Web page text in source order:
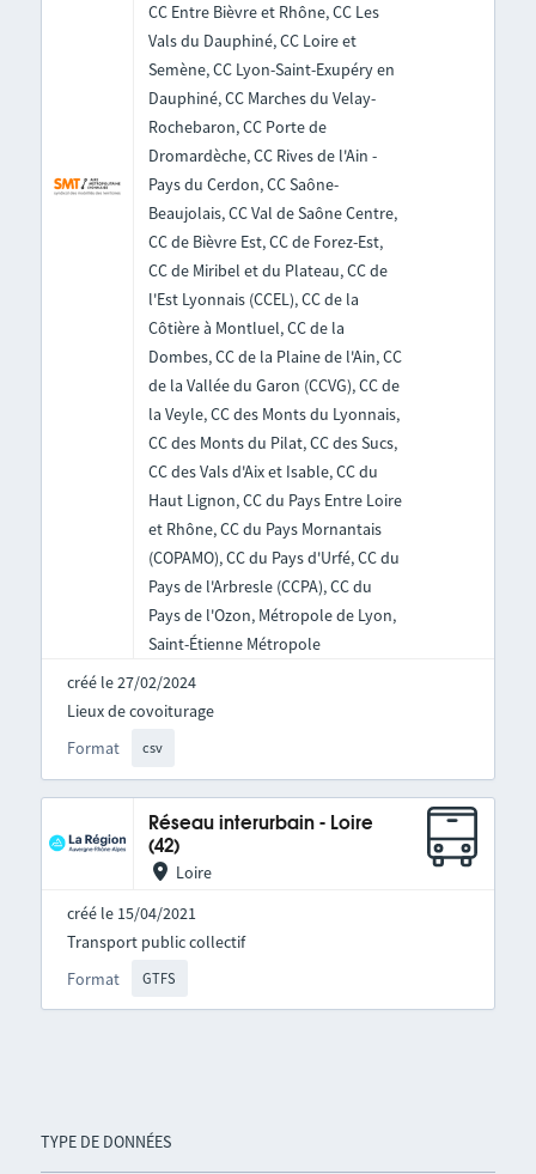
TYPE DE DONNÉES
CC Entre Bièvre et Rhône, CC Les
Vals du Dauphiné, CC Loire et
Semène, CC Lyon-Saint-Exupéry en
Dauphiné, CC Marches du Velay-
Rochebaron, CC Porte de
Dromardèche, CC Rives de l'Ain -
Pays du Cerdon, CC Saône-
Beaujolais, CC Val de Saône Centre,
CC de Bièvre Est, CC de Forez-Est,
CC de Miribel et du Plateau, CC de
l'Est Lyonnais (CCEL), CC de la
Côtière à Montluel, CC de la
Dombes, CC de la Plaine de l'Ain, CC
de la Vallée du Garon (CCVG), CC de
la Veyle, CC des Monts du Lyonnais,
CC des Monts du Pilat, CC des Sucs,
CC des Vals d'Aix et Isable, CC du
Haut Lignon, CC du Pays Entre Loire
et Rhône, CC du Pays Mornantais
(COPAMO), CC du Pays d'Urfé, CC du
Pays de l'Arbresle (CCPA), CC du
Pays de l'Ozon, Métropole de Lyon,
Saint-Étienne Métropole
créé le 27/02/2024
Format csv
Lieux de covoiturage
Réseau interurbain - Loire
(42)
Loire
créé le 15/04/2021
Format GTFS
Transport public collectif